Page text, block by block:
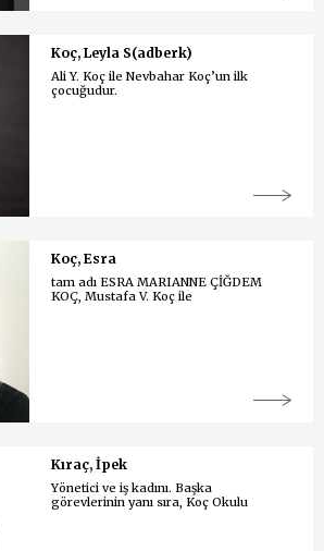
Koç, Leyla S(adberk)
Ali Y. Koç ile Nevbahar Koç’un ilk
çocuğudur.
Koç, Esra
tam adı ESRA MARIANNE ÇİĞDEM
KOÇ, Mustafa V. Koç ile
Kıraç, İpek
Yönetici ve iş kadını. Başka
görevlerinin yanı sıra, Koç Okulu